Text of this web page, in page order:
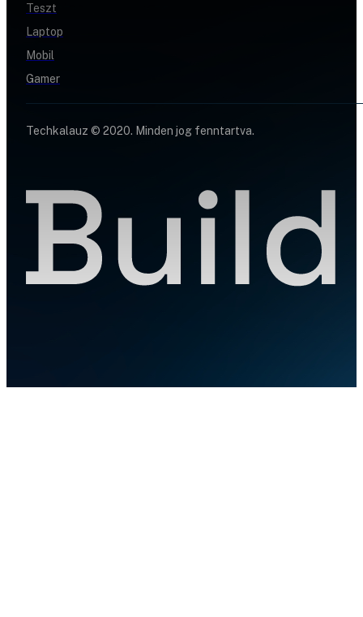
Teszt
Laptop
Mobil
Gamer
Techkalauz © 2020. Minden jog fenntartva.